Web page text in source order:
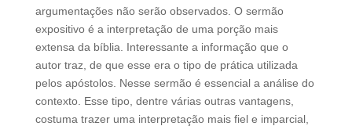
argumentações não serão observados. O sermão
expositivo é a interpretação de uma porção mais
extensa da bíblia. Interessante a informação que o
autor traz, de que esse era o tipo de prática utilizada
pelos apóstolos. Nesse sermão é essencial a análise do
contexto. Esse tipo, dentre várias outras vantagens,
costuma trazer uma interpretação mais fiel e imparcial,